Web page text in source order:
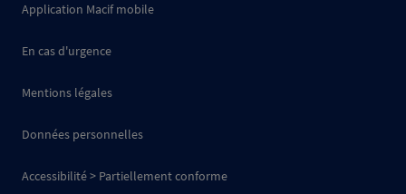
Application Macif mobile
En cas d'urgence
Mentions légales
Données personnelles
Accessibilité > Partiellement conforme